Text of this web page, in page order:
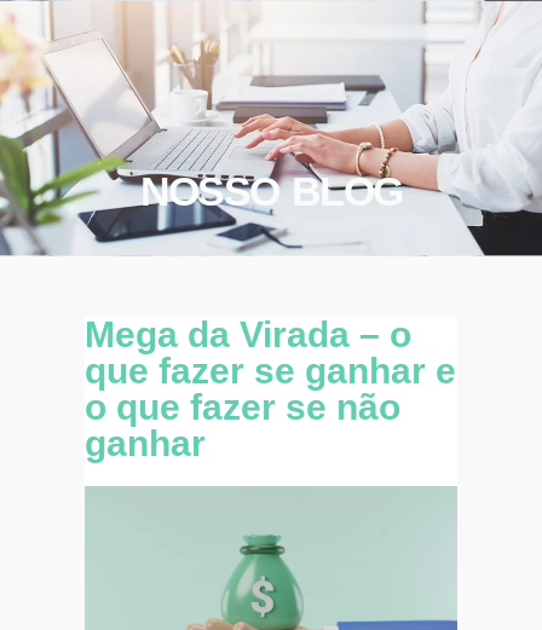
NOSSO BLOG
Mega da Virada – o
que fazer se ganhar e
o que fazer se não
ganhar